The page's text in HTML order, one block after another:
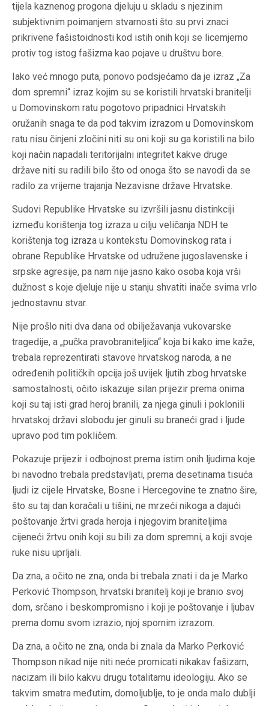
tijela kaznenog progona djeluju u skladu s njezinim
subjektivnim poimanjem stvarnosti što su prvi znaci
prikrivene fašistoidnosti kod istih onih koji se licemjerno
protiv tog istog fašizma kao pojave u društvu bore.
Iako već mnogo puta, ponovo podsjećamo da je izraz „Za
dom spremni“ izraz kojim su se koristili hrvatski branitelji
u Domovinskom ratu pogotovo pripadnici Hrvatskih
oružanih snaga te da pod takvim izrazom u Domovinskom
ratu nisu činjeni zločini niti su oni koji su ga koristili na bilo
koji način napadali teritorijalni integritet kakve druge
države niti su radili bilo što od onoga što se navodi da se
radilo za vrijeme trajanja Nezavisne države Hrvatske.
Sudovi Republike Hrvatske su izvršili jasnu distinkciji
između korištenja tog izraza u cilju veličanja NDH te
korištenja tog izraza u kontekstu Domovinskog rata i
obrane Republike Hrvatske od udružene jugoslavenske i
srpske agresije, pa nam nije jasno kako osoba koja vrši
dužnost s koje djeluje nije u stanju shvatiti inače svima vrlo
jednostavnu stvar.
Nije prošlo niti dva dana od obilježavanja vukovarske
tragedije, a „pučka pravobraniteljica“ koja bi kako ime kaže,
trebala reprezentirati stavove hrvatskog naroda, a ne
određenih političkih opcija još uvijek ljutih zbog hrvatske
samostalnosti, očito iskazuje silan prijezir prema onima
koji su taj isti grad heroj branili, za njega ginuli i poklonili
hrvatskoj državi slobodu jer ginuli su braneći grad i ljude
upravo pod tim pokličem.
Pokazuje prijezir i odbojnost prema istim onih ljudima koje
bi navodno trebala predstavljati, prema desetinama tisuća
ljudi iz cijele Hrvatske, Bosne i Hercegovine te znatno šire,
što su taj dan koračali u tišini, ne mrzeći nikoga a dajući
poštovanje žrtvi grada heroja i njegovim braniteljima
cijeneći žrtvu onih koji su bili za dom spremni, a koji svoje
ruke nisu uprljali.
Da zna, a očito ne zna, onda bi trebala znati i da je Marko
Perković Thompson, hrvatski branitelj koji je branio svoj
dom, srčano i beskompromisno i koji je poštovanje i ljubav
prema domu svom izrazio, njoj spornim izrazom.
Da zna, a očito ne zna, onda bi znala da Marko Perković
Thompson nikad nije niti neće promicati nikakav fašizam,
nacizam ili bilo kakvu drugu totalitarnu ideologiju. Ako se
takvim smatra međutim, domoljublje, to je onda malo dublji